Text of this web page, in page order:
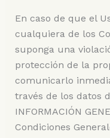
En caso de que el
cualquiera de los
suponga una
protección de la
comunicarlo
través de los datos
INFORMACIÓN
Condiciones